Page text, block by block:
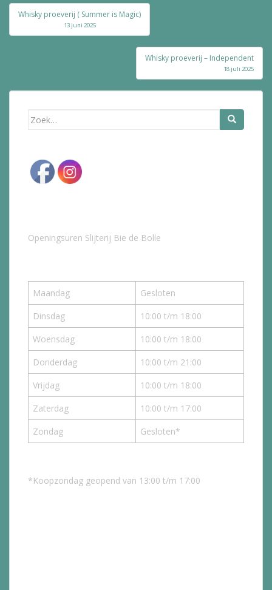
Bericht
navigatie
Whisky proeverij ( Summer is Magic)
13 juni 2025
Whisky proeverij – Independent
18 juli 2025
Zoek
Openingsuren Slijterij Bie de Bolle
Maandag
Gesloten
Dinsdag
10:00 t/m 18:00
Woensdag
10:00 t/m 18:00
Donderdag
10:00 t/m 21:00
Vrijdag
10:00 t/m 18:00
Zaterdag
10:00 t/m 17:00
Zondag
Gesloten*
*Koopzondag geopend van 13:00 t/m 17:00